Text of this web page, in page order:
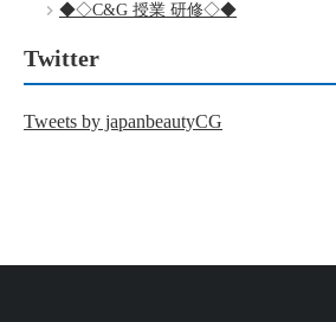
◆◇C&G 授業 研修◇◆
Twitter
Tweets by japanbeautyCG